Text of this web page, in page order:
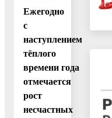
Ежегодно
с
наступлением
тёплого
времени года
отмечается
рост
несчастных